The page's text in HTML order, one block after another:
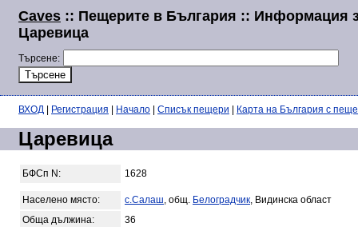
Caves :: Пещерите в България :: Информация
Царевица
Търсене:
ВХОД Регистрация Начало Списък пещери Карта на България с
Царевица
БФСп N: 1628
Населено място: с.Салаш, общ. Белоградчик, Видинска област
Обща дължина:
36